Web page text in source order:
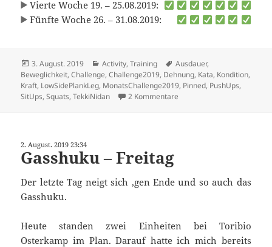
Vierte Woche 19. – 25.08.2019:
Fünfte Woche 26. – 31.08.2019:
Veröffentlicht
am
3. August. 2019 Kategorien
Activity,Training Schlagwörter
Ausdauer,
Beweglichkeit,Challenge,Challenge2019, Dehnung, Kata, Kondition,
Kraft, LowSidePlankLeg, MonatsChallenge2019, Pinned, PushUps,
SitUps,Squats,TekkiNidan 2 Kommentare
2. August. 2019 23:34
Gasshuku – Freitag
Der letzte Tag neigt sich ‚gen Ende und so auch das
Gasshuku.
Heute standen zwei Einheiten bei Toribio
Osterkamp im Plan. Darauf hatte ich mich bereits